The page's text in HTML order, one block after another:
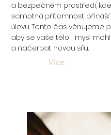
a bezpečném prostředí, kde
samotná přítomnost přináší
úlevu. Tento čas věnujeme
aby se vaše tělo i mysl
a načerpat novou sílu.
Více